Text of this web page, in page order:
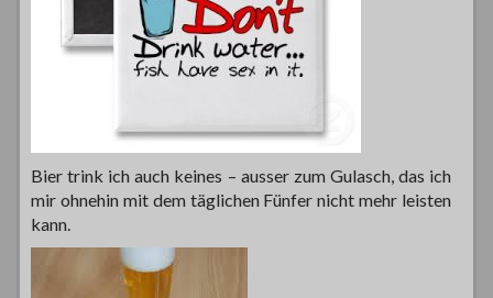
Bier trink ich auch keines – ausser zum Gulasch, das ich
mir ohnehin mit dem täglichen Fünfer nicht mehr leisten
kann.